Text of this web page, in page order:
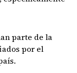
parte de la
por el